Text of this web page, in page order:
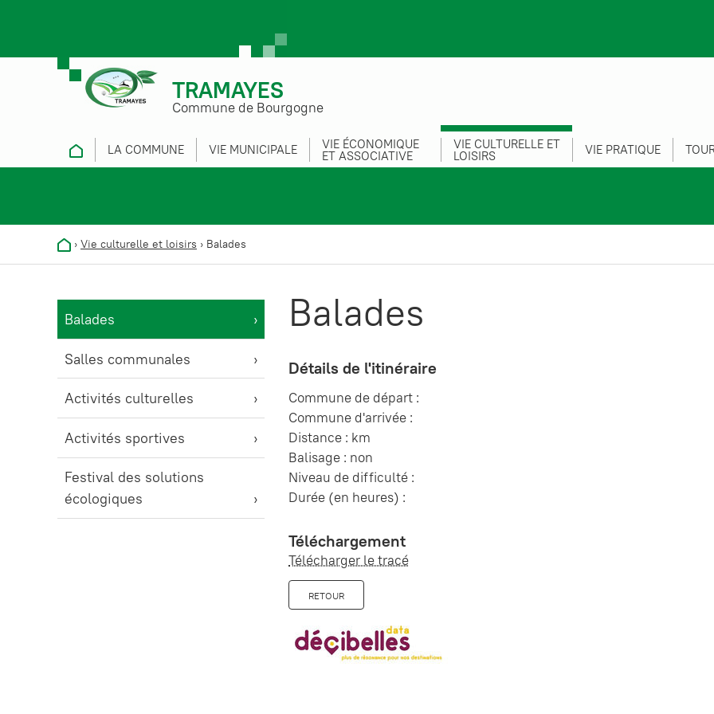
TRAMAYES
Commune de Bourgogne
LA COMMUNE VIE MUNICIPALE VIE ÉCONOMIQUE
ET ASSOCIATIVE
VIE CULTURELLE ET
LOISIRS VIE PRATIQUE
› Vie culturelle et loisirs › Balades
Balades
Salles communales
Activités culturelles
Activités sportives
Festival des solutions
écologiques
Balades
Détails de l'itinéraire
Commune de départ :
Commune d'arrivée :
Distance : km
Balisage : non
Niveau de difficulté :
Durée (en heures) :
Téléchargement
Télécharger le tracé
RETOUR